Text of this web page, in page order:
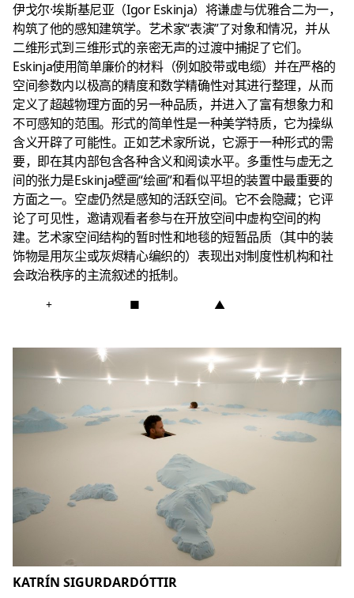
伊戈尔·埃斯基尼亚（Igor Eskinja）将谦虚与优雅合二为一，
构筑了他的感知建筑学。艺术家“表演”了对象和情况，并从
二维形式到三维形式的亲密无声的过渡中捕捉了它们。
Eskinja使用简单廉价的材料（例如胶带或电缆）并在严格的
空间参数内以极高的精度和数学精确性对其进行整理，从而
定义了超越物理方面的另一种品质，并进入了富有想象力和
不可感知的范围。形式的简单性是一种美学特质，它为操纵
含义开辟了可能性。正如艺术家所说，它源于一种形式的需
要，即在其内部包含各种含义和阅读水平。多重性与虚无之
间的张力是Eskinja壁画“绘画”和看似平坦的装置中最重要的
方面之一。空虚仍然是感知的活跃空间。它不会隐藏；它评
论了可见性，邀请观看者参与在开放空间中虚构空间的构
建。艺术家空间结构的暂时性和地毯的短暂品质（其中的装
饰物是用灰尘或灰烬精心编织的）表现出对制度性机构和社
会政治秩序的主流叙述的抵制。
+ ■ ▲
KATRÍN SIGURDARDÓTTIR